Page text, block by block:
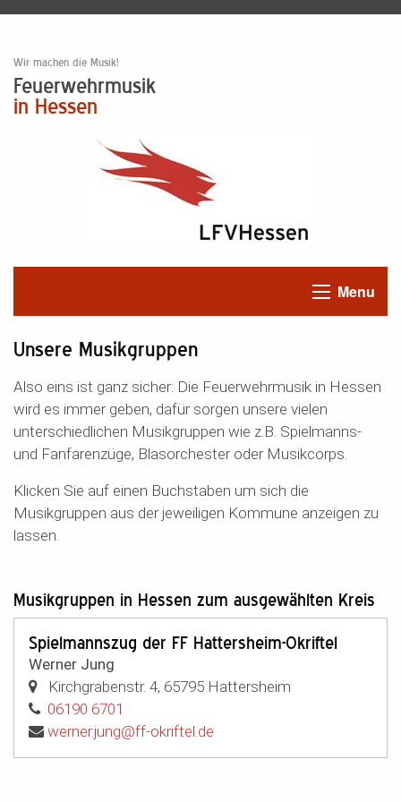
Wir machen die Musik!
Feuerwehrmusik
in Hessen
Menu
Unsere Musikgruppen
Also eins ist ganz sicher: Die Feuerwehrmusik in Hessen
wird es immer geben, dafür sorgen unsere vielen
unterschiedlichen Musikgruppen wie z.B. Spielmanns-
und Fanfarenzüge, Blasorchester oder Musikcorps.
Klicken Sie auf einen Buchstaben um sich die
Musikgruppen aus der jeweiligen Kommune anzeigen zu
lassen.
Musikgruppen in Hessen zum ausgewählten Kreis
Spielmannszug der FF Hattersheim-Okriftel
Werner Jung
Kirchgrabenstr. 4, 65795 Hattersheim
06190 6701
werner.jung@ff-okriftel.de